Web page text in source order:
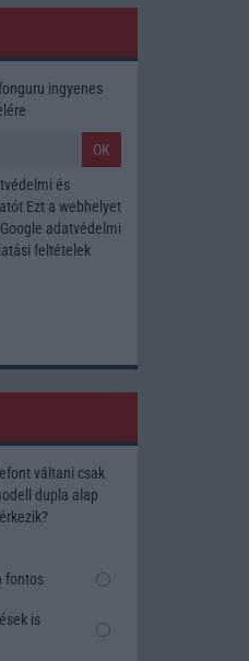
ingyenes
OK
és
Ezt a webhelyet
adatvédelmi
feltételek
váltani csak
dupla alap
fontos
is